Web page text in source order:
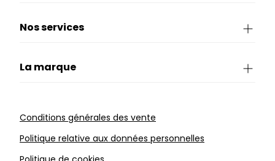
Nos services
La marque
Conditions générales des vente
Politique relative aux données personnelles